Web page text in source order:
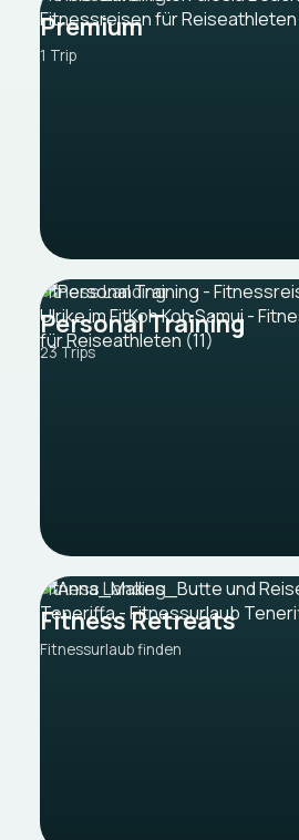
Premium
1 Trip
Fitness Landing
Personal Training
23 Trips
Fitness Landing
Fitness Retreats
Fitnessurlaub finden